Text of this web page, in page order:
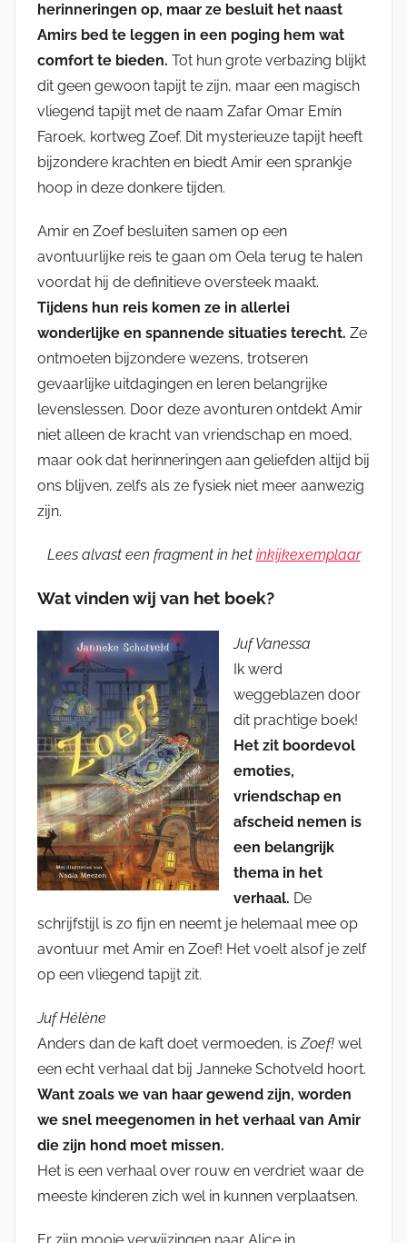
herinneringen op, maar ze besluit het naast
Amirs bed te leggen in een poging hem wat
comfort te bieden. Tot hun grote verbazing blijkt
dit geen gewoon tapijt te zijn, maar een magisch
vliegend tapijt met de naam Zafar Omar Emín
Faroek, kortweg Zoef. Dit mysterieuze tapijt heeft
bijzondere krachten en biedt Amir een sprankje
hoop in deze donkere tijden.
Amir en Zoef besluiten samen op een
avontuurlijke reis te gaan om Oela terug te halen
voordat hij de definitieve oversteek maakt.
Tijdens hun reis komen ze in allerlei
wonderlijke en spannende situaties terecht. Ze
ontmoeten bijzondere wezens, trotseren
gevaarlijke uitdagingen en leren belangrijke
levenslessen. Door deze avonturen ontdekt Amir
niet alleen de kracht van vriendschap en moed,
maar ook dat herinneringen aan geliefden altijd bij
ons blijven, zelfs als ze fysiek niet meer aanwezig
zijn.
Lees alvast een fragment in het inkijkexemplaar
Wat vinden wij van het boek?
Juf Vanessa
Ik werd
weggeblazen door
dit prachtige boek!
Het zit boordevol
emoties,
vriendschap en
afscheid nemen is
een belangrijk
thema in het
verhaal. De
schrijfstijl is zo fijn en neemt je helemaal mee op
avontuur met Amir en Zoef! Het voelt alsof je zelf
op een vliegend tapijt zit.
Juf Hélène
Anders dan de kaft doet vermoeden, isZoef! wel
een echt verhaal dat bij Janneke Schotveld hoort.
Want zoals we van haar gewend zijn, worden
we snel meegenomen in het verhaal van Amir
die zijn hond moet missen.
Het is een verhaal over rouw en verdriet waar de
meeste kinderen zich wel in kunnen verplaatsen.